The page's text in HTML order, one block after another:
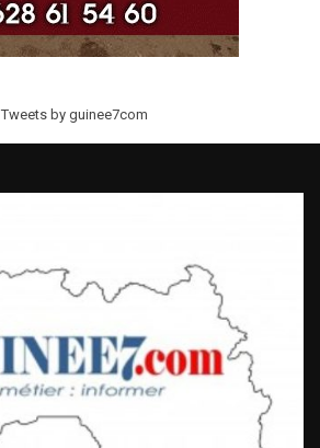
Tweets by guinee7com